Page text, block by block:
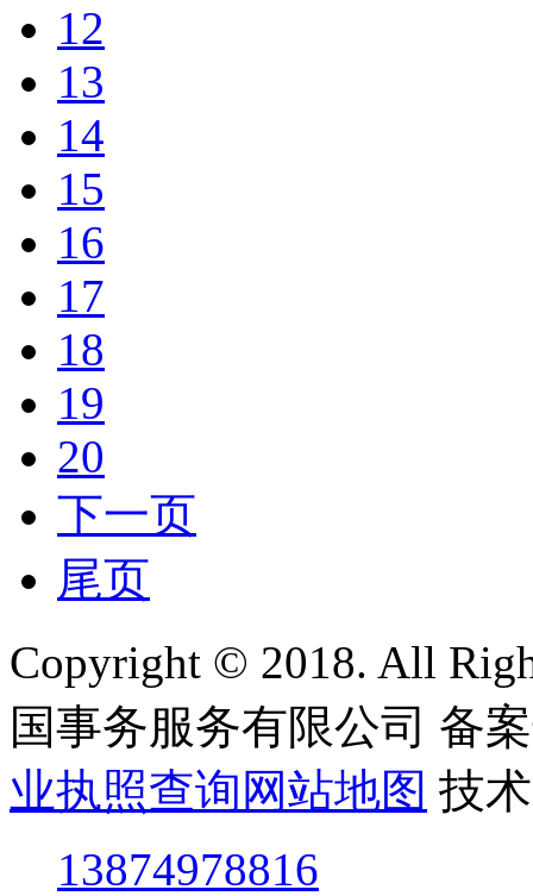
12
13
14
15
16
17
18
19
20
下一页
尾页
Copyright © 2018. All
国事务服务有限公司 备
业执照查询 网站地图 技
13874978816